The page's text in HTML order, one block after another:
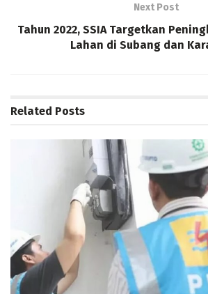
Next Post
Tahun 2022, SSIA Targetkan
Lahan di Subang dan
Related Posts